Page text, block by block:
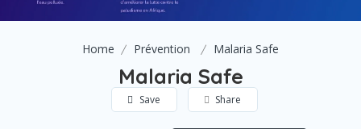
Home Prévention Malaria Safe
Malaria Safe
Save Share